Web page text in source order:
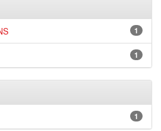
1
1
1